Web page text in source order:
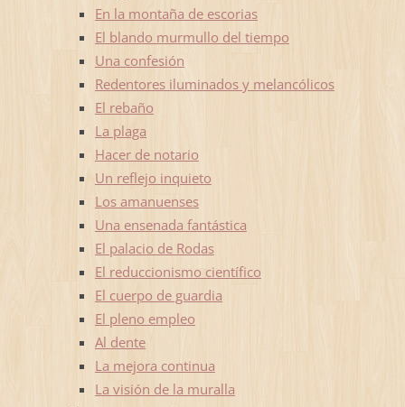
En la montaña de escorias
El blando murmullo del tiempo
Una confesión
Redentores iluminados y melancólicos
El rebaño
La plaga
Hacer de notario
Un reflejo inquieto
Los amanuenses
Una ensenada fantástica
El palacio de Rodas
El reduccionismo científico
El cuerpo de guardia
El pleno empleo
Al dente
La mejora continua
La visión de la muralla